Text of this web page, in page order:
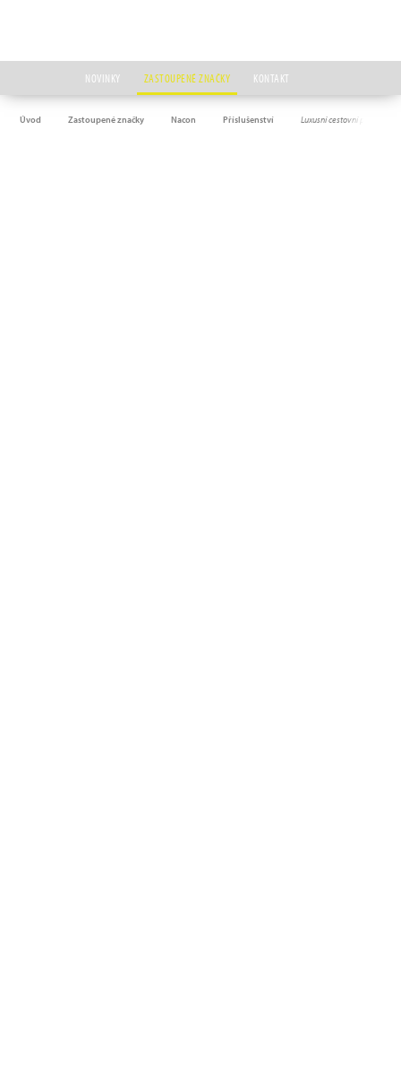
NOVINKY ZASTOUPENÉ ZNAČKY KONTAKT
Úvod Zastoupené značky Nacon Příslušenství Luxusní cestovní pouzdro